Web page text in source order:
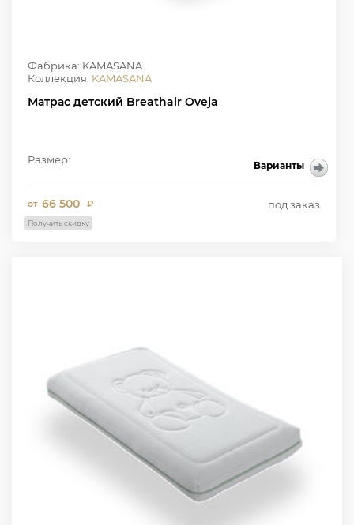
Фабрика: KAMASANA
Коллекция: KAMASANA
Матрас детский Breathair Oveja
Размер:
от 66 500 ₽ под заказ
Получить скидку
Варианты